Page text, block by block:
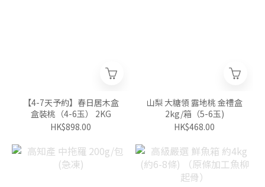
【4-7天予約】春日居木盒
盒裝桃（4-6玉） 2KG
HK$898.00
山梨 大糖領 露地桃 金禮盒
2kg/箱（5-6玉)
HK$468.00